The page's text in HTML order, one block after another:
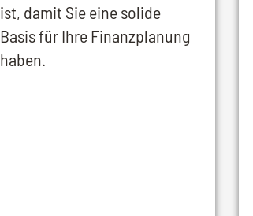
ist, damit Sie eine solide
Basis für Ihre Finanzplanung
haben.